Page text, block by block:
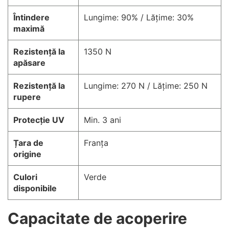
Întindere
maximă
Lungime: 90% / Lățime: 30%
Rezistență la
apăsare
1350 N
Rezistență la
rupere
Lungime: 270 N / Lățime: 250 N
Protecție UV Min. 3 ani
Țara de
origine
Franța
Culori
disponibile
Verde
Capacitate de acoperire